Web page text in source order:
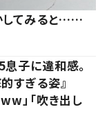
してみると……
子に違和感。
すぎる姿』
」「吹き出し